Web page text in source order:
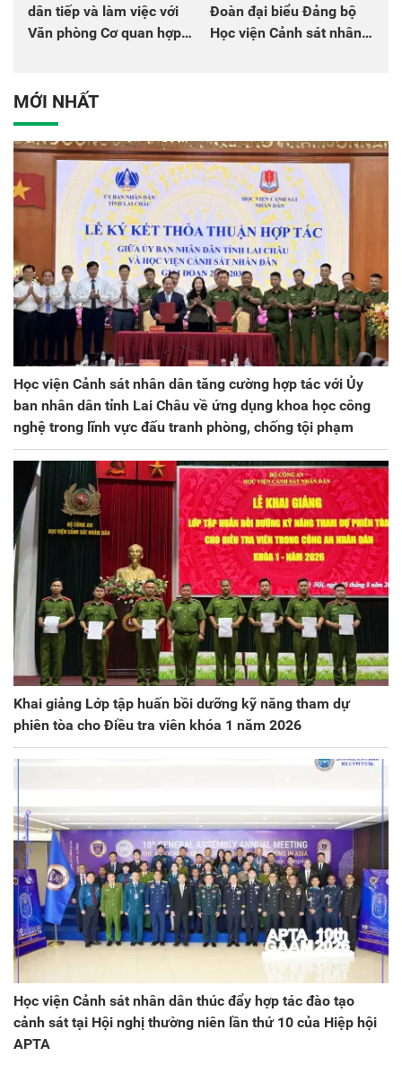
dân tiếp và làm việc với
Văn phòng Cơ quan hợp
Đoàn đại biểu Đảng bộ
Học viện Cảnh sát nhân
MỚI NHẤT
Học viện Cảnh sát nhân dân tăng cường hợp tác với Ủy
ban nhân dân tỉnh Lai Châu về ứng dụng khoa học công
nghệ trong lĩnh vực đấu tranh phòng, chống tội phạm
Khai giảng Lớp tập huấn bồi dưỡng kỹ năng tham dự
phiên tòa cho Điều tra viên khóa 1 năm 2026
Học viện Cảnh sát nhân dân thúc đẩy hợp tác đào tạo
cảnh sát tại Hội nghị thường niên lần thứ 10 của Hiệp hội
APTA